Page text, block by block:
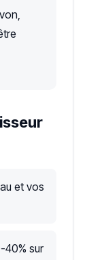
et vos
40% sur